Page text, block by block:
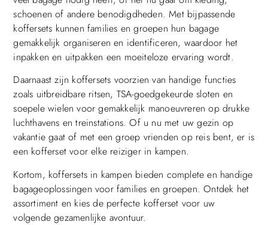
schoenen of andere benodigdheden. Met bijpassende
koffersets kunnen families en groepen hun bagage
gemakkelijk organiseren en identificeren, waardoor het
inpakken en uitpakken een moeiteloze ervaring wordt.
Daarnaast zijn koffersets voorzien van handige functies
zoals uitbreidbare ritsen, TSA-goedgekeurde sloten en
soepele wielen voor gemakkelijk manoeuvreren op drukke
luchthavens en treinstations. Of u nu met uw gezin op
vakantie gaat of met een groep vrienden op reis bent, er is
een kofferset voor elke reiziger in kampen.
Kortom, koffersets in kampen bieden complete en handige
bagageoplossingen voor families en groepen. Ontdek het
assortiment en kies de perfecte kofferset voor uw
volgende gezamenlijke avontuur.